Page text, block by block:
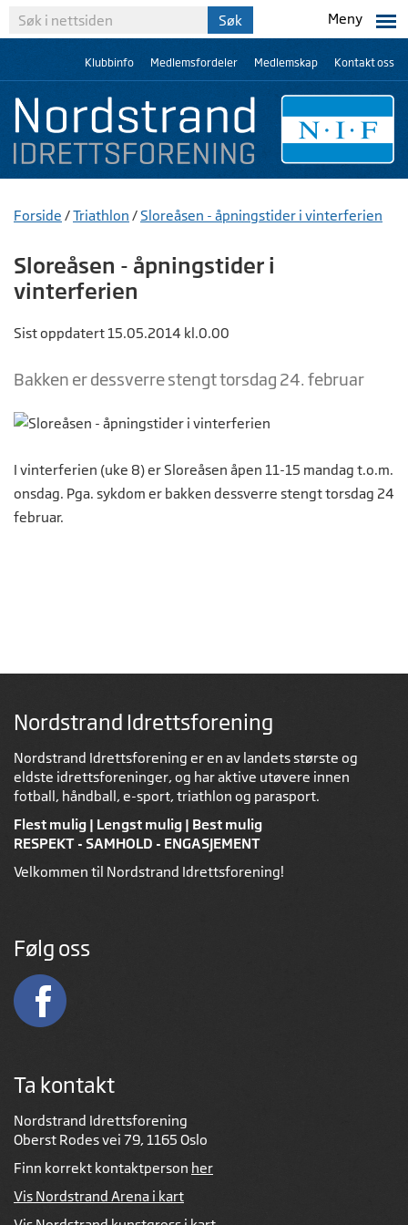
Meny
Klubbinfo Medlemsfordeler Medlemskap Kontakt oss
Forside /Triathlon /Sloreåsen - åpningstider i vinterferien
Sloreåsen - åpningstider i
vinterferien
Sist oppdatert 15.05.2014 kl.0.00
Bakken er dessverre stengt torsdag 24. februar
I vinterferien (uke 8) er Sloreåsen åpen 11-15 mandag t.o.m.
onsdag. Pga. sykdom er bakken dessverre stengt torsdag 24
februar.
Nordstrand Idrettsforening
Nordstrand Idrettsforening er en av landets største og
eldste idrettsforeninger, og har aktive utøvere innen
fotball, håndball, e-sport, triathlon og parasport.
Flest mulig | Lengst mulig | Best mulig
RESPEKT - SAMHOLD - ENGASJEMENT
Velkommen til Nordstrand Idrettsforening!
Følg oss
Ta kontakt
Nordstrand Idrettsforening
Oberst Rodes vei 79, 1165 Oslo
Finn korrekt kontaktperson her
Vis Nordstrand Arena i kart